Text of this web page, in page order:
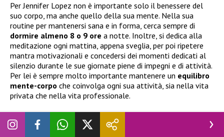
Per Jennifer Lopez non è importante solo il benessere del
suo corpo, ma anche quello della sua mente. Nella sua
routine per mantenersi sana e in forma, cerca sempre di
dormire almeno 8 o 9 ore a notte. Inoltre, si dedica alla
meditazione ogni mattina, appena sveglia, per poi ripetere
mantra motivazionali e concedersi dei momenti dedicati al
silenzio durante le sue giornate piene di impegni e di attività.
Per lei è sempre molto importante mantenere un equilibro
mente-corpo che coinvolga ogni sua attività, sia nella vita
privata che nella vita professionale.